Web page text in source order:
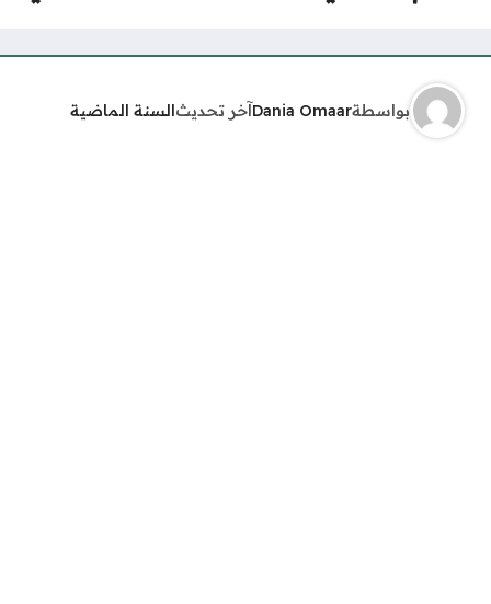
بواسطةDania Omaarآخر تحديثالسنة الماضية